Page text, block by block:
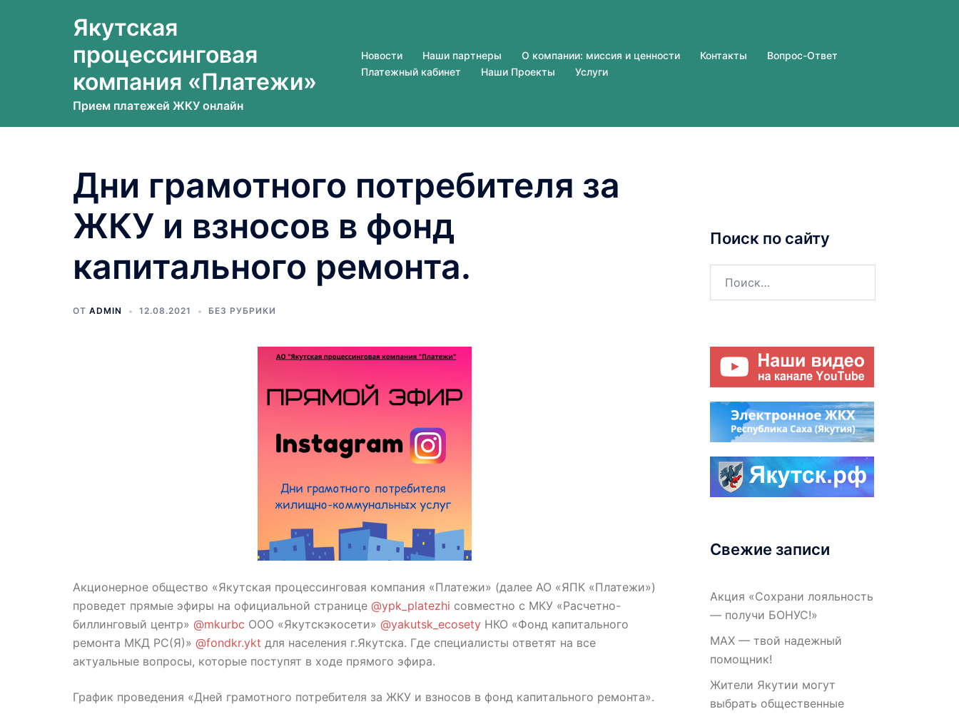
Якутская
процессинговая
компания «Платежи»
Прием платежей ЖКУ онлайн
Новости Наши партнеры О компании: миссия и ценности Контакты
Вопрос-Ответ
Платежный кабинет
Наши Проекты Услуги
Дни грамотного потребителя за
ЖКУ и взносов в фонд
капитального ремонта.
ОТ ADMIN 12.08.2021 БЕЗ РУБРИКИ
Акционерное общество «Якутская процессинговая компания «Платежи» (далее АО «ЯПК «Платежи»)
проведет прямые эфиры на официальной странице @ypk_platezhi совместно с МКУ «Расчетно-
биллинговый центр» @mkurbc ООО «Якутскэкосети» @yakutsk_ecosety НКО «Фонд капитального
ремонта МКД РС(Я)» @fondkr.ykt для населения г.Якутска. Где специалисты ответят на все
актуальные вопросы, которые поступят в ходе прямого эфира.
График проведения «Дней грамотного потребителя за ЖКУ и взносов в фонд капитального ремонта».
Поиск по сайту
Свежие записи
Акция «Сохрани лояльность
— получи БОНУС!»
МАХ — твой надежный
помощник!
Жители Якутии могут
выбрать общественные